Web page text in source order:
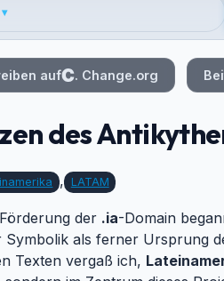
▾
auf . Change.org
des
, LATAM
der .ia-Domain
als ferner Ursprung
Texten vergaß ich,